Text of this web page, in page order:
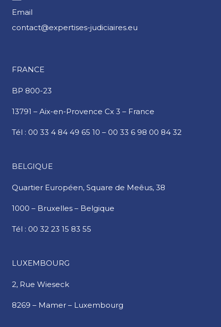
Email
contact@expertises-judiciaires.eu
FRANCE
BP 800-23
13791 – Aix-en-Provence Cx 3 – France
Tél : 00 33 4 84 49 65 10 – 00 33 6 98 00 84 32
BELGIQUE
Quartier Européen, Square de Meêus, 38
1000 – Bruxelles – Belgique
Tél : 00 32 23 15 83 55
LUXEMBOURG
2, Rue Wieseck
8269 – Mamer – Luxembourg